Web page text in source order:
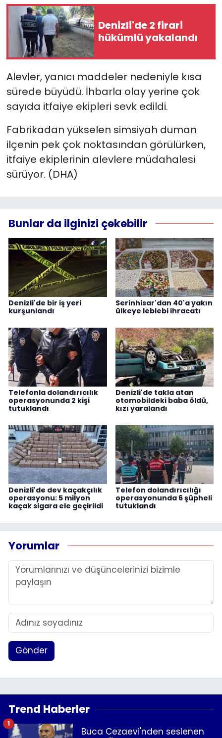
Denizli'de 2 firari
hükümlü yakalandı
Alevler, yanıcı maddeler nedeniyle kısa
sürede büyüdü. İhbarla olay yerine çok
sayıda itfaiye ekipleri sevk edildi.
Fabrikadan yükselen simsiyah duman
ilçenin pek çok noktasından görülürken,
itfaiye ekiplerinin alevlere müdahalesi
sürüyor. (DHA)
Bunlar da ilginizi çekebilir
Denizli'de bir iş yeri
kurşunlandı
Serinhisar'dan 40'a yakın
ülkeye leblebi ihracatı
Telefonla dolandırıcılık
operasyonunda 2 kişi
tutuklandı
Denizli'de takla atan
otomobildeki baba öldü,
kızı yaralandı
Denizli'de dev kaçakçılık
operasyonu: 5 milyon
kaçak sigara ele geçirildi
Telefon dolandırıcılığı
operasyonunda 6 şüpheli
tutuklandı
Yorumlar
Gönder
Trend Haberler
Buca Cezaevi'nden seslenen
1
Yaşam
YEREL POLİTİKA
YEREL YÖNETİMLER
Yurt